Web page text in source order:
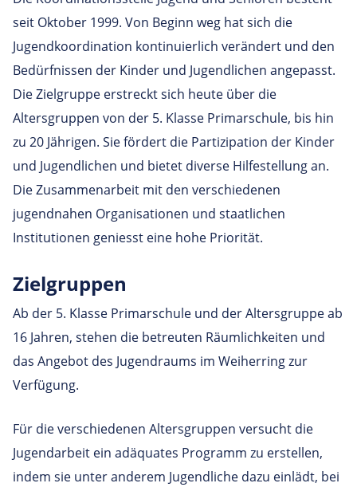
seit Oktober 1999. Von Beginn weg hat sich die
Jugendkoordination kontinuierlich verändert und den
Bedürfnissen der Kinder und Jugendlichen angepasst.
Die Zielgruppe erstreckt sich heute über die
Altersgruppen von der 5. Klasse Primarschule, bis hin
zu 20 Jährigen. Sie fördert die Partizipation der Kinder
und Jugendlichen und bietet diverse Hilfestellung an.
Die Zusammenarbeit mit den verschiedenen
jugendnahen Organisationen und staatlichen
Institutionen geniesst eine hohe Priorität.
Ziel­gruppen
Ab der 5. Klasse Primarschule und der Altersgruppe ab
16 Jahren, stehen die betreuten Räumlichkeiten und
das Angebot des Jugendraums im Weiherring zur
Verfügung.
Für die verschiedenen Altersgruppen versucht die
Jugendarbeit ein adäquates Programm zu erstellen,
indem sie unter anderem Jugendliche dazu einlädt, bei